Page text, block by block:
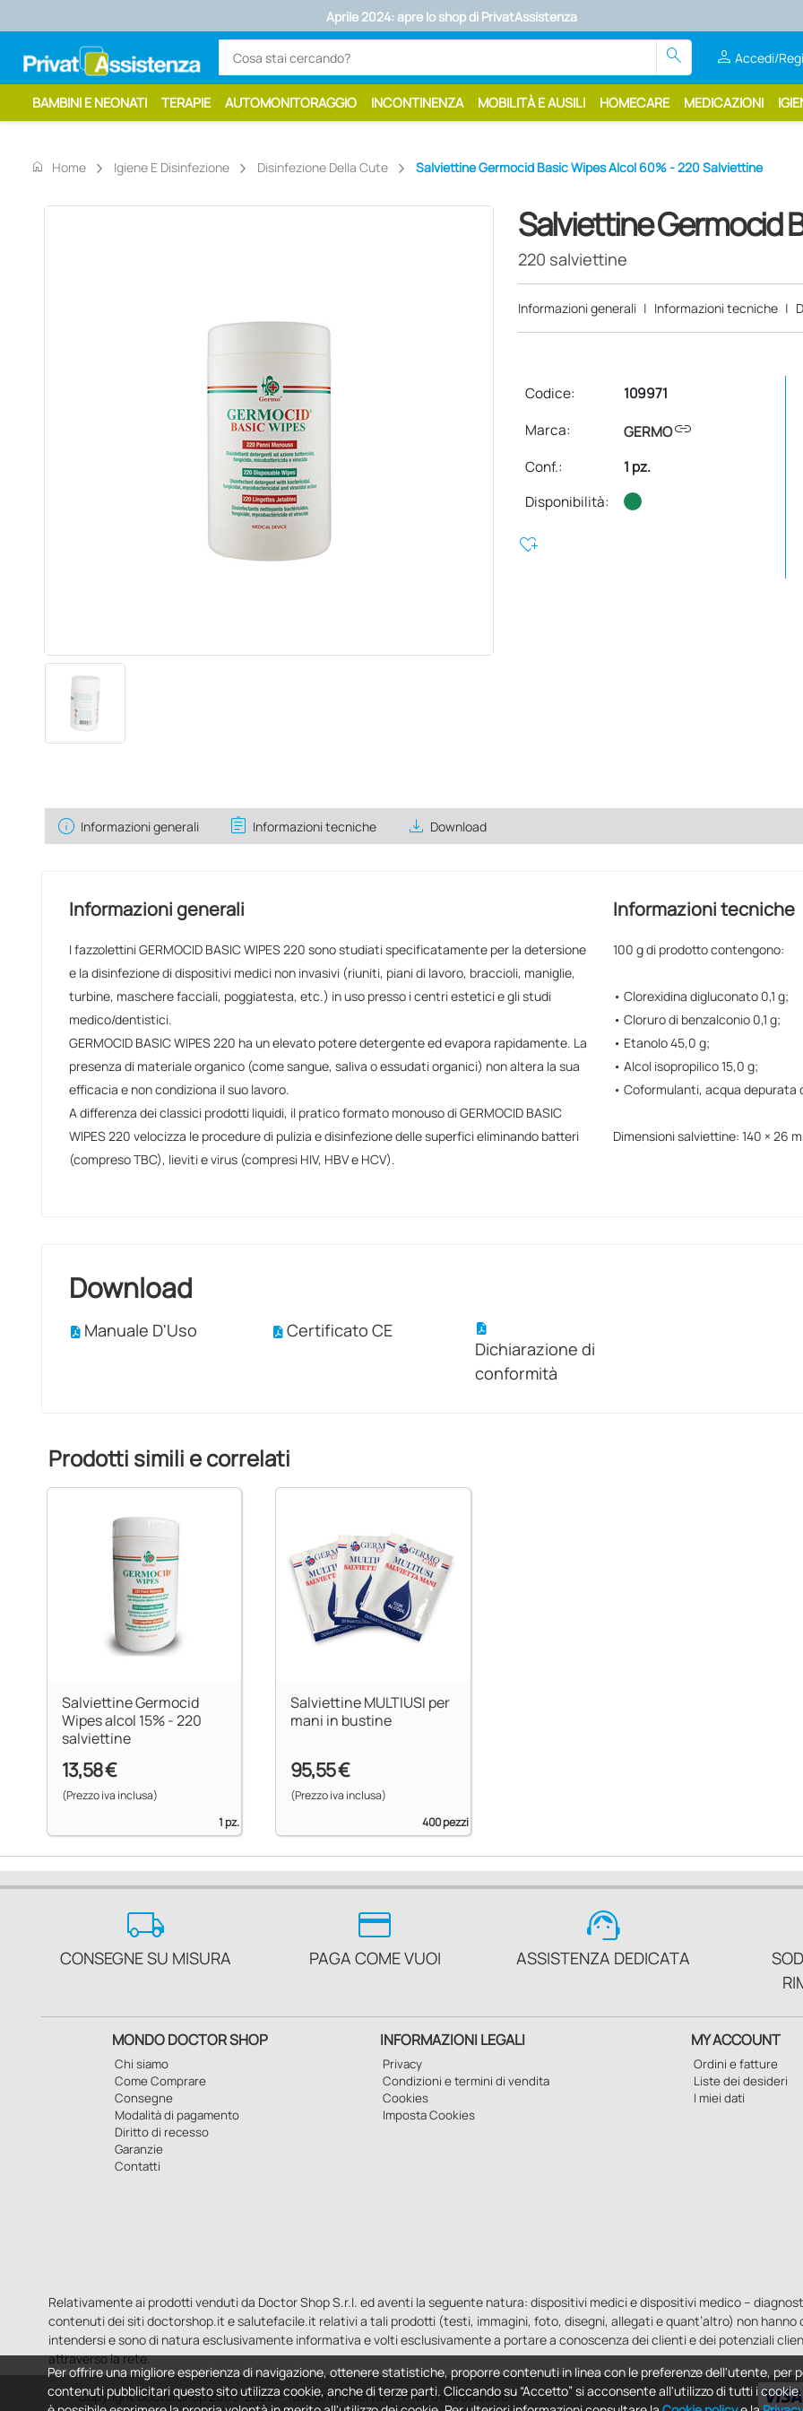
Aprile 2024: apre lo shop di PrivatAssistenza
search person Accedi/
BAMBINI E NEONATI TERAPIE AUTOMONITORAGGIO INCONTINENZA MOBILITÀ E AUSILI HOMECARE MEDICAZIONI
home Home Igiene E Disinfezione Disinfezione Della Cute Salviettine Germocid Basic Wipes Alcol 60% - 220 Salviettine
Salviettine Germocid
220 salviettine
Informazioni generali | Informazioni tecniche |
Codice:
109971
Marca:
GERMOlink
Conf.:
1 pz.
Disponibilità:
heart_plus
info Informazioni generali assignment Informazioni tecniche save_alt Download
Informazioni generali
I fazzolettini GERMOCID BASIC WIPES 220 sono studiati specificatamente per la detersione
e la disinfezione di dispositivi medici non invasivi (riuniti, piani di lavoro, braccioli, maniglie,
turbine, maschere facciali, poggiatesta, etc.) in uso presso i centri estetici e gli studi
medico/dentistici.
GERMOCID BASIC WIPES 220 ha un elevato potere detergente ed evapora rapidamente. La
presenza di materiale organico (come sangue, saliva o essudati organici) non altera la sua
efficacia e non condiziona il suo lavoro.
A differenza dei classici prodotti liquidi, il pratico formato monouso di GERMOCID BASIC
WIPES 220 velocizza le procedure di pulizia e disinfezione delle superfici eliminando batteri
(compreso TBC), lieviti e virus (compresi HIV, HBV e HCV).
Informazioni tecniche
100 g di prodotto contengono:
• Clorexidina digluconato 0,1 g;
• Cloruro di benzalconio 0,1 g;
• Etanolo 45,0 g;
• Alcol isopropilico 15,0 g;
• Coformulanti, acqua depurata
Dimensioni salviettine: 140 × 26
Download
Manuale D'Uso
Certificato CE
Dichiarazione di
conformità
Prodotti simili e correlati
Salviettine Germocid
Wipes alcol 15% - 220
salviettine
13,58 €
(Prezzo iva inclusa)
1 pz.
Salviettine MULTIUSI per
mani in bustine
95,55 €
(Prezzo iva inclusa)
400 pezzi
local_shipping
CONSEGNE SU MISURA
credit_card
PAGA COME VUOI
support_agent
ASSISTENZA DEDICATA
MONDO DOCTOR SHOP
Chi siamo
Come Comprare
Consegne
Modalità di pagamento
Diritto di recesso
Garanzie
Contatti
INFORMAZIONI LEGALI
Privacy
Condizioni e termini di vendita
Cookies
Imposta Cookies
MY ACCOUNT
Ordini e fatture
Liste dei desideri
I miei dati
Relativamente ai prodotti venduti da Doctor Shop S.r.l. ed aventi la seguente natura: dispositivi medici e dispositivi medico –
contenuti dei siti doctorshop.it e salutefacile.it relativi a tali prodotti (testi, immagini, foto, disegni, allegati e quant’altro) non
intendersi e sono di natura esclusivamente informativa e volti esclusivamente a portare a conoscenza dei clienti e dei potenziali
attraverso la rete.
Copyright DoctorShop 2005-2026 - Tutti diritti riservati - P.IVA 04760660961
Per offrire una migliore esperienza di navigazione, ottenere statistiche, proporre contenuti in linea con le preferenze dell'utente, per
contenuti pubblicitari questo sito utilizza cookie, anche di terze parti. Cliccando su “Accetto” si acconsente all'utilizzo di tutti i cookie.